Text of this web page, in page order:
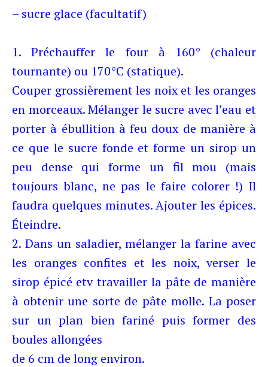
– sucre glace (facultatif)
1. Préchauffer le four à 160° (chaleur
tournante) ou 170°C (statique).
Couper grossièrement les noix et les oranges
en morceaux. Mélanger le sucre avec l’eau et
porter à ébullition à feu doux de manière à
ce que le sucre fonde et forme un sirop un
peu dense qui forme un fil mou (mais
toujours blanc, ne pas le faire colorer !) Il
faudra quelques minutes. Ajouter les épices.
Éteindre.
2. Dans un saladier, mélanger la farine avec
les oranges confites et les noix, verser le
sirop épicé etv travailler la pâte de manière
à obtenir une sorte de pâte molle. La poser
sur un plan bien fariné puis former des
boules allongées
de 6 cm de long environ.